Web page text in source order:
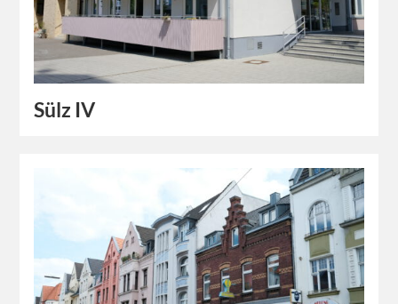
Sülz IV